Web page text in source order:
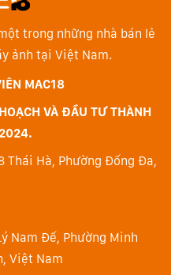
trong những nhà bán lẻ
ảnh tại Việt Nam.
MAC18
VÀ ĐẦU TƯ THÀNH
Thái Hà, Phường Đống Đa,
Nam Đế, Phường Minh
Việt Nam